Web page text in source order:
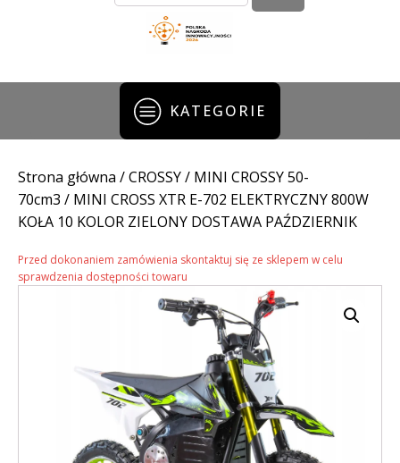
KATEGORIE
Strona główna /CROSSY/ MINI CROSSY 50-
70cm3 / MINI CROSS XTR E-702 ELEKTRYCZNY 800W
KOŁA 10 KOLOR ZIELONY DOSTAWA PAŹDZIERNIK
Przed dokonaniem zamówienia skontaktuj się ze sklepem w celu
sprawdzenia dostępności towaru